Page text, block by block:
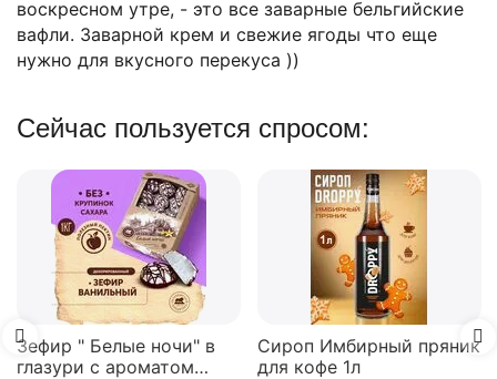
воскресном утре, - это все заварные бельгийские
вафли. Заварной крем и свежие ягоды что еще
нужно для вкусного перекуса ))
Сейчас пользуется спросом:
Зефир " Белые ночи" в
глазури с ароматом
Сироп Имбирный пряник
для кофе 1л